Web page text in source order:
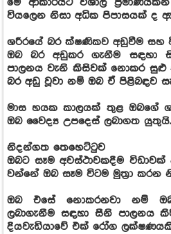
මේ ආකාරයට විශාල
වියලෙන නිසා අධික පිපාසයක් ද
ශරීරයේ බර ක්ෂණිකව අඩුවීම සහ
ඔබ බර අඩුකර ගැනීම සඳහා
පාලනය වැනි කිසිවක් නොකර සුළු
බර අඩු වූවා නම් ඔබ ඒ පිළිබඳව
මාස හයක කාලයක් තුළ ඔබගේ
ඔබ වෛද්‍ය උපදෙස් ලබාගත යුතුයි.
නිදන්ගත තෙහෙට්ටුව
ඔබට සෑම අවස්ථාවකදීම
වන්නේ ඔබ සෑම විටම මුත්‍රා කරන
ඔබ එසේ නොකරනවා නම්
ලබාගැනීම සඳහා සීනි පාලනය
දියවැඩියාවේ එක් රෝග